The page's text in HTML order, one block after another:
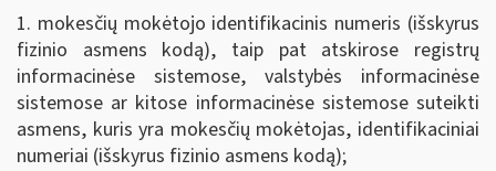
1. mokesčių mokėtojo identifikacinis numeris (išskyrus
fizinio asmens kodą), taip pat atskirose registrų
informacinėse sistemose, valstybės informacinėse
sistemose ar kitose informacinėse sistemose suteikti
asmens, kuris yra mokesčių mokėtojas, identifikaciniai
numeriai (išskyrus fizinio asmens kodą);